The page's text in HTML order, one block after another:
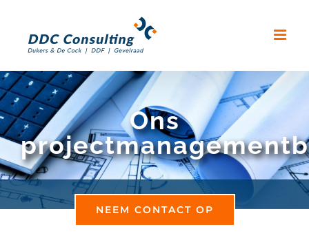
content
Ons
NEEM CONTACT OP